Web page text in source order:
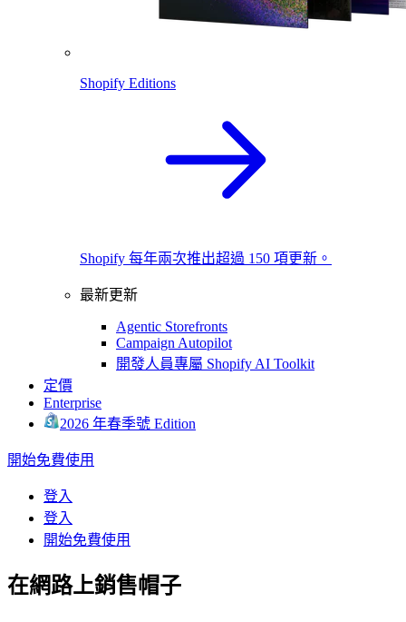
Shopify Editions
Shopify 每年兩次推出超過 150 項更新。
最新更新
Agentic Storefronts
Campaign Autopilot
開發人員專屬 Shopify AI Toolkit
定價
Enterprise
2026 年春季號 Edition
開始免費使用
登入
登入
開始免費使用
在網路上銷售帽子